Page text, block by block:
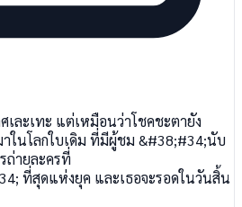
ละเทะ แต่เหมือนว่าโชคชะตายัง
ในโลกใบเดิม ที่มีผู้ชม &#38;#34;นับ
ถ่ายละครที่
ที่สุดแห่งยุค และเธอจะรอดในวันสิ้น